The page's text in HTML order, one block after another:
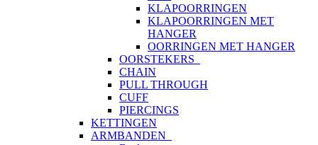
KLAPOORRINGEN
KLAPOORRINGEN MET
HANGER
OORRINGEN MET HANGER
OORSTEKERS
CHAIN
PULL THROUGH
CUFF
PIERCINGS
KETTINGEN
ARMBANDEN